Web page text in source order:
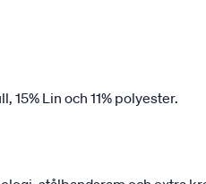
15% Lin och 11% polyester.